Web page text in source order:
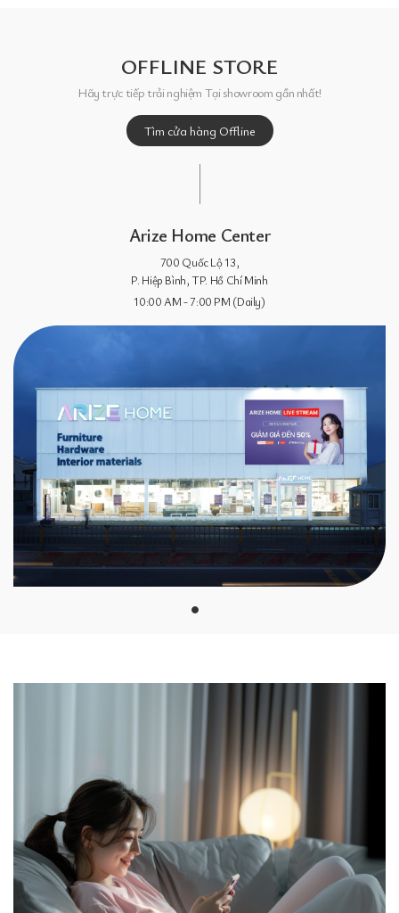
OFFLINE STORE
Hãy trực tiếp trải nghiệm Tại showroom gần nhất!
Tìm cửa hàng Offline
Arize Home Center
700 Quốc Lộ 13,
P. Hiệp Bình, TP. Hồ Chí Minh
10:00 AM - 7:00 PM (Daily)